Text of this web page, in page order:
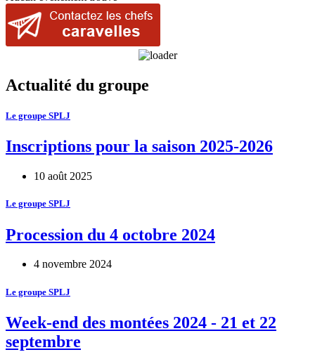
Actualité du groupe
Le groupe SPLJ
Inscriptions pour la saison 2025-2026
10 août 2025
Le groupe SPLJ
Procession du 4 octobre 2024
4 novembre 2024
Le groupe SPLJ
Week-end des montées 2024 - 21 et 22
septembre